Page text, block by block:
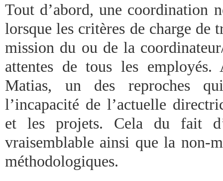
Tout d’abord, une coordination
lorsque les critères de charge de
mission du ou de la
attentes de tous les
Matias, un des reproches
l’incapacité de l’actuelle
et les projets. Cela du fait
vraisemblable ainsi que la non-
méthodologiques.